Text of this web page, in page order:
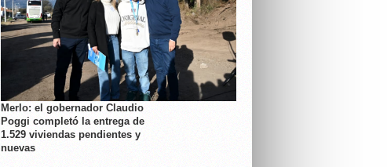
Merlo: el gobernador Claudio
Poggi completó la entrega de
1.529 viviendas pendientes y
nuevas